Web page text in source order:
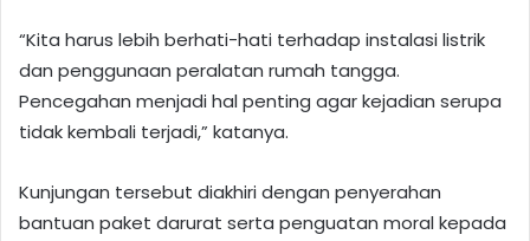
“Kita harus lebih berhati-hati terhadap instalasi listrik
dan penggunaan peralatan rumah tangga.
Pencegahan menjadi hal penting agar kejadian serupa
tidak kembali terjadi,” katanya.
Kunjungan tersebut diakhiri dengan penyerahan
bantuan paket darurat serta penguatan moral kepada